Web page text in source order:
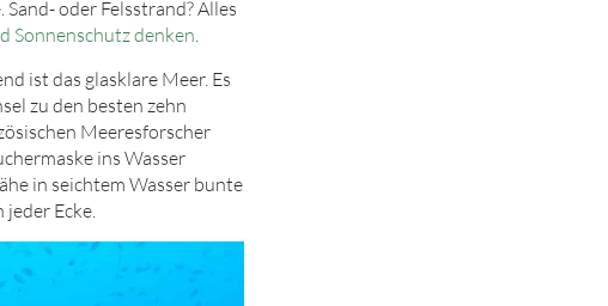
oder Felsstrand? Alles
Sonnenschutz denken.
ist das glasklare Meer. Es
zu den besten zehn
Meeresforscher
ins Wasser
in seichtem Wasser bunte
jeder Ecke.